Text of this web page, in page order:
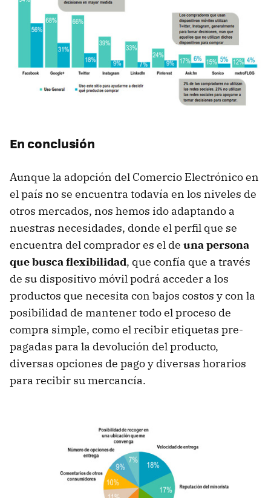
En conclusión
Aunque la adopción del Comercio Electrónico en
el país no se encuentra todavía en los niveles de
otros mercados, nos hemos ido adaptando a
nuestras necesidades, donde el perfil que se
encuentra del comprador es el de una persona
que busca flexibilidad, que confía que a través
de su dispositivo móvil podrá acceder a los
productos que necesita con bajos costos y con la
posibilidad de mantener todo el proceso de
compra simple, como el recibir etiquetas pre-
pagadas para la devolución del producto,
diversas opciones de pago y diversas horarios
para recibir su mercancía.